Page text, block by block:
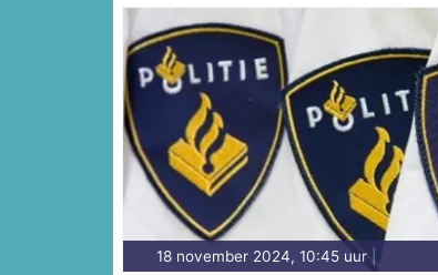
18 november 2024, 10:45 uur